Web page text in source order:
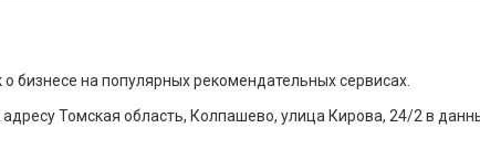
бизнесе на популярных рекомендательных сервисах.
Томская область, Колпашево, улица Кирова, 24/2 в